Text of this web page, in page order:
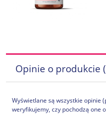
Opinie o produkcie
Wyświetlane są wszystkie opinie
weryfikujemy, czy pochodzą one